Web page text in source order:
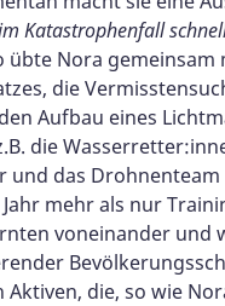
Katastrophenfall
Nora gemeinsam
die
Aufbau eines
die
und das
mehr als nur
voneinander und
die, so wie